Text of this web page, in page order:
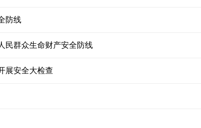
防线
民群众生命财产安全防线
展安全大检查